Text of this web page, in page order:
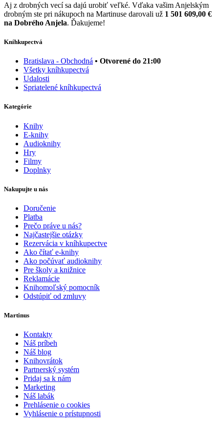
Aj z drobných vecí sa dajú urobiť veľké. Vďaka vašim Anjelským
drobným ste pri nákupoch na Martinuse darovali už 1 501 609,00 €
na Dobrého Anjela. Ďakujeme!
Kníhkupectvá
Bratislava - Obchodná • Otvorené do 21:00
Všetky kníhkupectvá
Udalosti
Spriatelené kníhkupectvá
Kategórie
Knihy
E-knihy
Audioknihy
Hry
Filmy
Doplnky
Nakupujte u nás
Doručenie
Platba
Prečo práve u nás?
Najčastejšie otázky
Rezervácia v kníhkupectve
Ako čítať e-knihy
Ako počúvať audioknihy
Pre školy a knižnice
Reklamácie
Knihomoľský pomocník
Odstúpiť od zmluvy
Martinus
Kontakty
Náš príbeh
Náš blog
Knihovrátok
Partnerský systém
Pridaj sa k nám
Marketing
Náš labák
Prehlásenie o cookies
Vyhlásenie o prístupnosti